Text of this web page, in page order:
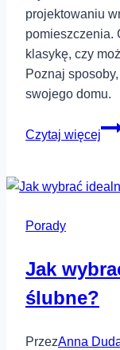
projektowaniu
pomieszczenia.
klasykę, czy
Poznaj
swojego domu.
Czytaj więcej
Porady
Jak
ślubne?
PrzezAnna